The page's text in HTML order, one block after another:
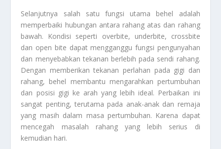
Selanjutnya salah satu fungsi utama behel adalah
memperbaiki hubungan antara rahang atas dan rahang
bawah. Kondisi seperti overbite, underbite, crossbite
dan open bite dapat mengganggu fungsi pengunyahan
dan menyebabkan tekanan berlebih pada sendi rahang.
Dengan memberikan tekanan perlahan pada gigi dan
rahang, behel membantu mengarahkan pertumbuhan
dan posisi gigi ke arah yang lebih ideal. Perbaikan ini
sangat penting, terutama pada anak-anak dan remaja
yang masih dalam masa pertumbuhan. Karena dapat
mencegah masalah rahang yang lebih serius di
kemudian hari.